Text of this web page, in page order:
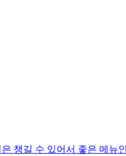
챙길 수 있어서 좋은 메뉴